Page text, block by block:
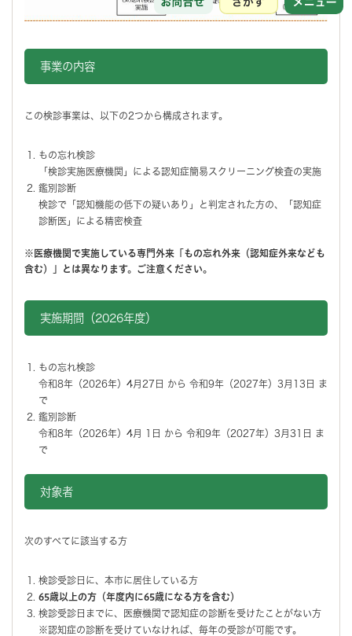
事業の内容
この検診事業は、以下の2つから構成されます。
もの忘れ検診
「検診実施医療機関」による認知症簡易スクリーニング検査の実施
鑑別診断
検診で「認知機能の低下の疑いあり」と判定された方の、「認知症
診断医」による精密検査
※医療機関で実施している専門外来「もの忘れ外来（認知症外来なども
含む）」とは異なります。ご注意ください。
実施期間（2026年度）
もの忘れ検診
令和8年（2026年）4月27日 から 令和9年（2027年）3月13日 ま
で
鑑別診断
令和8年（2026年）4月 1日 から 令和9年（2027年）3月31日 ま
で
対象者
次のすべてに該当する方
検診受診日に、本市に居住している方
65歳以上の方（年度内に65歳になる方を含む）
検診受診日までに、医療機関で認知症の診断を受けたことがない方
※認知症の診断を受けていなければ、毎年の受診が可能です。